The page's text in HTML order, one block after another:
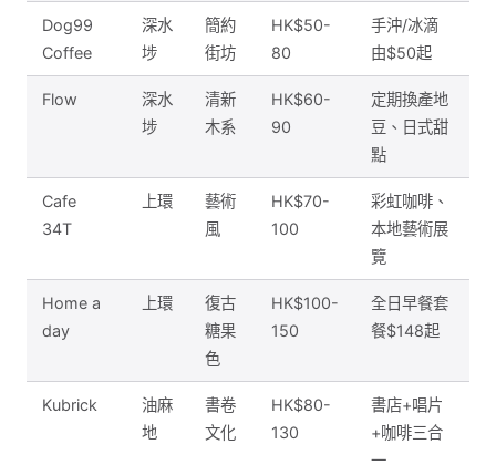
Dog99
Coffee
深水
埗
簡約
街坊
HK$50-
80
手沖/冰滴
由$50起
Flow
深水
埗
清新
木系
HK$60-
90
定期換產地
豆、日式甜
點
Cafe
34T
上環
藝術
風
HK$70-
100
彩虹咖啡、
本地藝術展
覽
Home a
day
上環
復古
糖果
色
HK$100-
150
全日早餐套
餐$148起
Kubrick
油麻
地
書卷
文化
HK$80-
130
書店+唱片
+咖啡三合
一